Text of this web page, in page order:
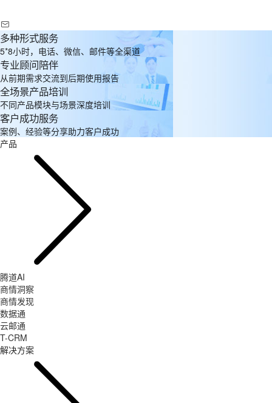
多种形式服务
5*8小时，电话、微信、邮件等全渠道
专业顾问陪伴
从前期需求交流到后期使用报告
全场景产品培训
不同产品模块与场景深度培训
客户成功服务
案例、经验等分享助力客户成功
产品
腾道AI
商情洞察
商情发现
数据通
云邮通
T-CRM
解决方案